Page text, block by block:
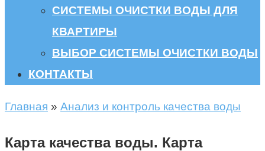
СИСТЕМЫ ОЧИСТКИ ВОДЫ ДЛЯ
КВАРТИРЫ
ВЫБОР СИСТЕМЫ ОЧИСТКИ ВОДЫ
КОНТАКТЫ
Главная » Анализ и контроль качества воды
Карта качества воды. Карта